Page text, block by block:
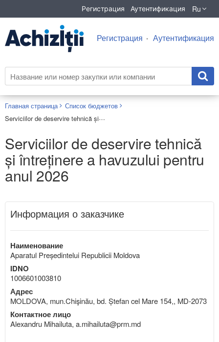
Регистрация Аутентификация Ru
Регистрация Аутентификация
Главная страница
Список бюджетов
Serviciilor de deservire tehnică și întreținere a havuzului pentru anul 2026
Serviciilor de deservire tehnică
și întreținere a havuzului pentru
anul 2026
Информация о заказчике
Наименование
Aparatul Președintelui Republicii Moldova
IDNO
1006601003810
Адрес
MOLDOVA, mun.Chişinău, bd. Ștefan cel Mare 154,, MD-2073
Контактное лицо
Alexandru Mihailuta, a.mihailuta@prm.md